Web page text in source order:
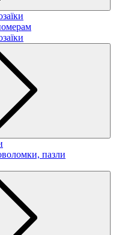
пазли